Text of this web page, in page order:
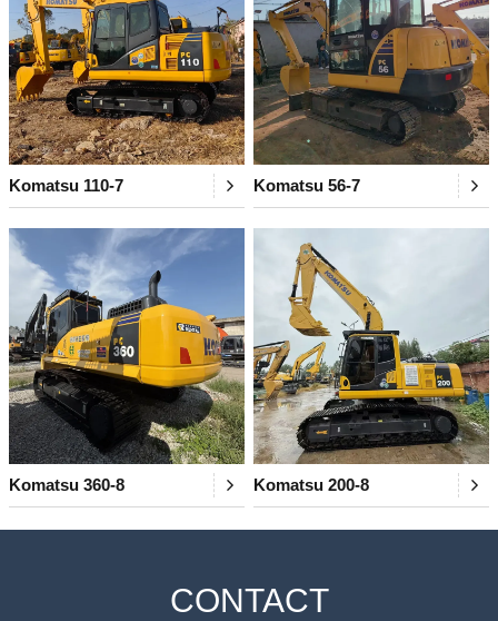
Komatsu 110-7 Komatsu 56-7
Komatsu 360-8 Komatsu 200-8
CONTACT